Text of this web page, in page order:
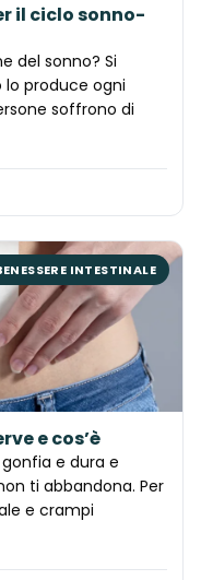
il ciclo sonno-
del sonno? Si
produce ogni
soffrono di
INTESTINALE
e cos’è
e dura e
ti abbandona. Per
e crampi